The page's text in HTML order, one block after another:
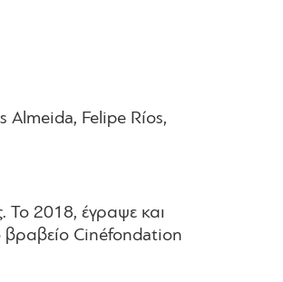
Almeida, Felipe Ríos,
Το 2018, έγραψε και
βραβείο Cinéfondation